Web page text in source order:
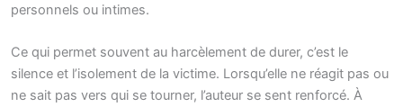
personnels ou intimes.
Ce qui permet souvent au harcèlement de durer, c’est le
silence et l’isolement de la victime. Lorsqu’elle ne réagit pas ou
ne sait pas vers qui se tourner, l’auteur se sent renforcé. À